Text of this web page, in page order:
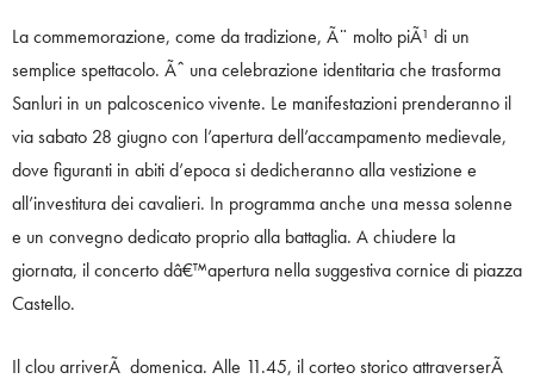
La commemorazione, come da tradizione, Ã¨ molto piÃ¹ di un
semplice spettacolo. Ãˆ una celebrazione identitaria che trasforma
Sanluri in un palcoscenico vivente. Le manifestazioni prenderanno il
via sabato 28 giugno con l’apertura dell’accampamento medievale,
dove figuranti in abiti d’epoca si dedicheranno alla vestizione e
all’investitura dei cavalieri. In programma anche una messa solenne
e un convegno dedicato proprio alla battaglia. A chiudere la
giornata, il concerto dâ€™apertura nella suggestiva cornice di piazza
Castello.
Il clou arriverÃ domenica. Alle 11.45, il corteo storico attraverserÃ